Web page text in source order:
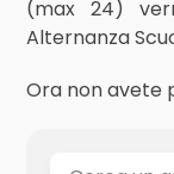
(max 24)
Alternanza
Ora non avete